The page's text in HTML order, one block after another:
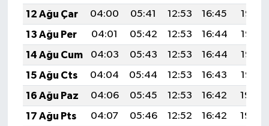
12 Ağu Çar
04:00 05:41 12:53 16:45
19:56
13 Ağu Per
04:01 05:42 12:53 16:44
19:55
14 Ağu Cum
04:03 05:43 12:53 16:44
19:53
15 Ağu Cts
04:04 05:44 12:53 16:43
19:52
16 Ağu Paz
04:06 05:45 12:53 16:42
19:50
17 Ağu Pts
04:07 05:46 12:52 16:42
19:49